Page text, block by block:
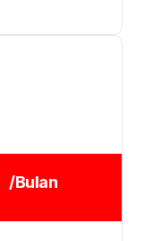
/Bulan